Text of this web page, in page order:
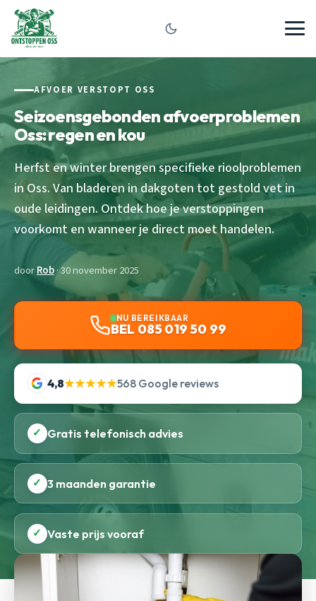
AFVOER VERSTOPT OSS
Seizoensgebonden afvoerproblemen
Oss: regen en kou
Herfst en winter brengen specifieke rioolproblemen
in Oss. Van bladeren in dakgoten tot gestold vet in
oude leidingen. Ontdek hoe je verstoppingen
voorkomt en wanneer je direct moet handelen.
doorRob· 30 november 2025
NU BEREIKBAAR
BEL 085 019 50 99
4,8★★★★★568 Google reviews
✓ Gratis telefonisch advies
✓ 3 maanden garantie
✓ Vaste prijs vooraf